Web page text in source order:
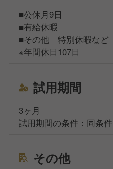
■公休月9日
■有給休暇
■その他 特別休暇など
※年間休日107日
試用期間
3ヶ月
試用期間の条件：同条件
その他